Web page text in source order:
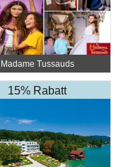
Madame Tussauds
15% Rabatt